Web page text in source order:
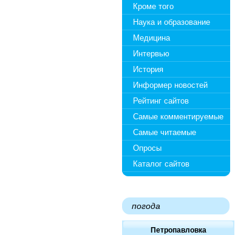
Кроме того
Наука и образование
Медицина
Интервью
История
Информер новостей
Рейтинг сайтов
Самые комментируемые
Самые читаемые
Опросы
Каталог сайтов
погода
Петропавловка